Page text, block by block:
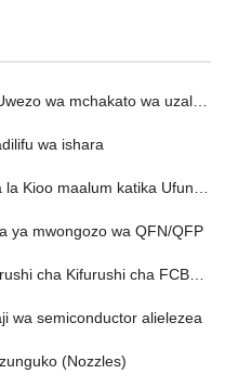
wa mchakato wa uzalishaji
wa ishara
katika Ufungaji wa 2,5 na 3D
ya mwongozo wa QFN/QFP
cha FCBGA katika HPC
wa semiconductor alielezea
(Nozzles)